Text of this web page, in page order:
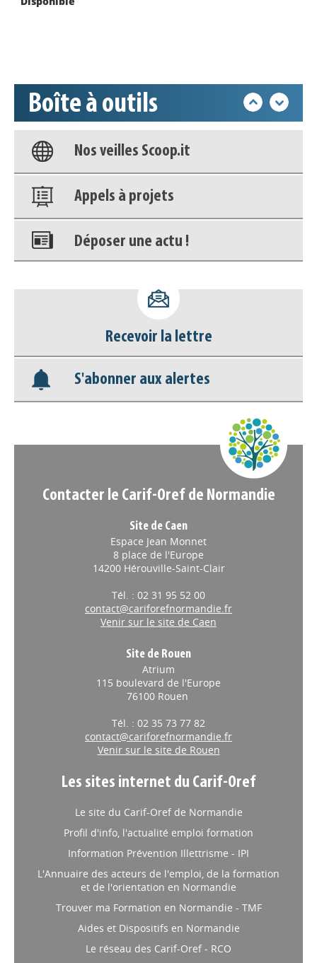
Boîte à outils
Base documentaire
Nos veilles Scoop.it
Appels à projets
Déposer une actu !
déconnecter)
Base documentaire
Nos veilles Scoop.it
Recevoir la lettre
S'abonner aux alertes
Contacter le Carif-Oref de Normandie
Site de Caen
Espace Jean Monnet
8 place de l'Europe
14200 Hérouville-Saint-Clair
Tél. : 02 31 95 52 00
contact@cariforefnormandie.fr
Venir sur le site de Caen
Site de Rouen
Atrium
115 boulevard de l'Europe
76100 Rouen
Tél. : 02 35 73 77 82
contact@cariforefnormandie.fr
Venir sur le site de Rouen
Les sites internet du Carif-Oref
Le site du Carif-Oref de Normandie
Profil d'info, l'actualité emploi formation
Information Prévention Illettrisme - IPI
L'Annuaire des acteurs de l'emploi, de la formation
et de l'orientation en Normandie
Trouver ma Formation en Normandie - TMF
Aides et Dispositifs en Normandie
Le réseau des Carif-Oref - RCO